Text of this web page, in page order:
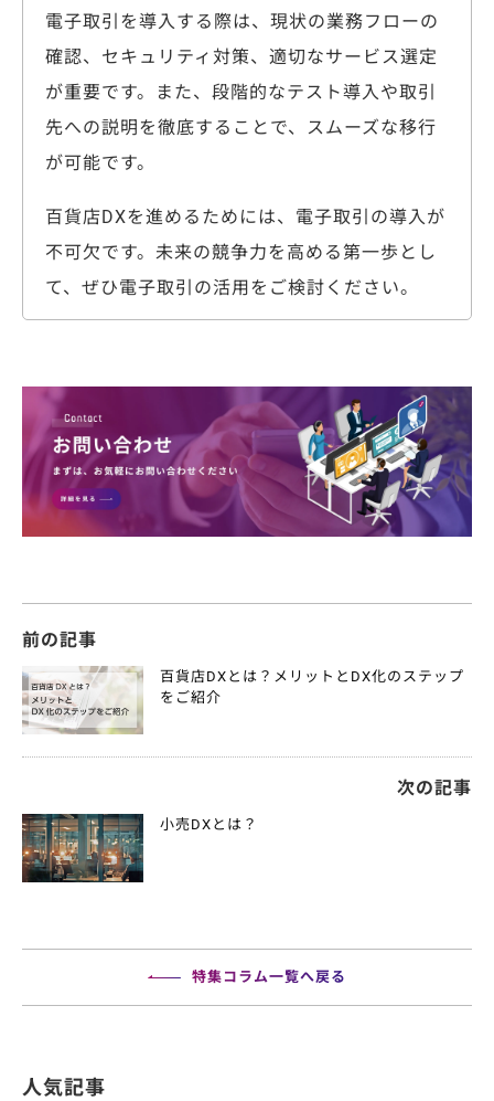
電子取引を導入する際は、現状の業務フローの
確認、セキュリティ対策、適切なサービス選定
が重要です。また、段階的なテスト導入や取引
先への説明を徹底することで、スムーズな移行
が可能です。
百貨店DXを進めるためには、電子取引の導入が
不可欠です。未来の競争力を高める第一歩とし
て、ぜひ電子取引の活用をご検討ください。
前の記事
百貨店DXとは？メリットとDX化のステップ
をご紹介
次の記事
小売DXとは？
特集コラム一覧へ戻る
人気記事